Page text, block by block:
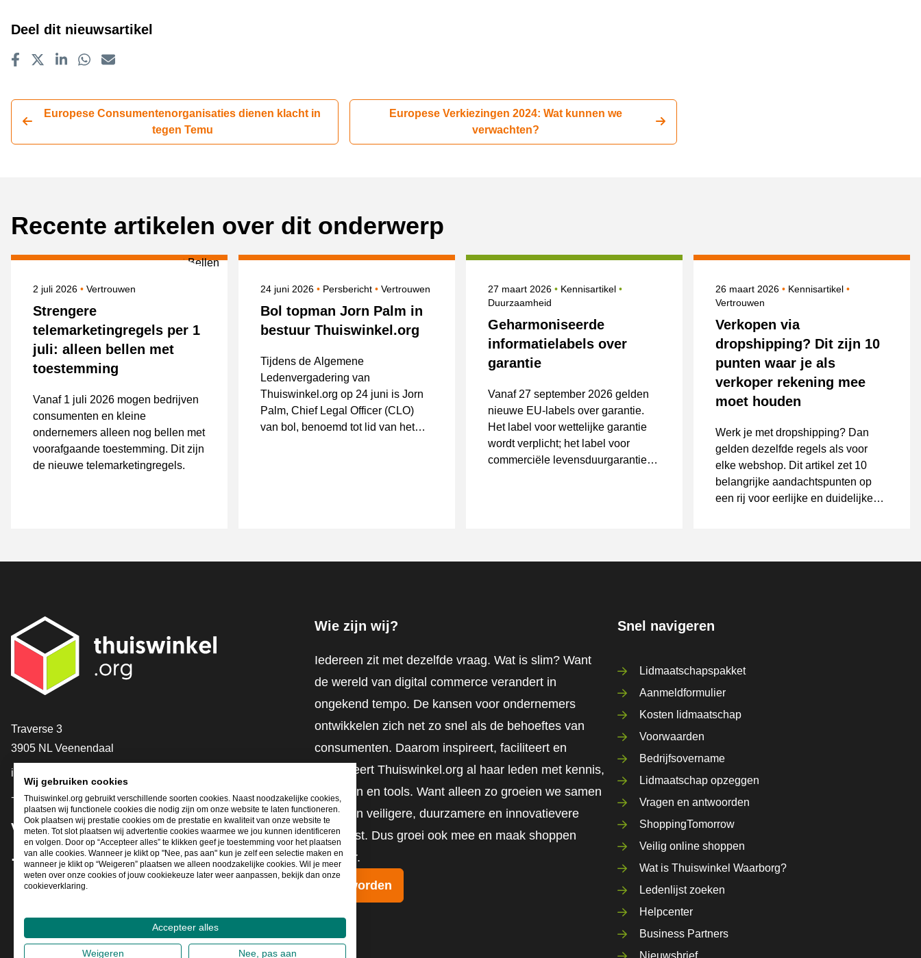
Deel dit nieuwsartikel
Europese Consumentenorganisaties dienen klacht in
tegen Temu
Europese Verkiezingen 2024: Wat kunnen we
verwachten?
Recente artikelen over dit onderwerp
Strengere
telemarketingregels per 1
juli: alleen bellen met
toestemming
Gepubliceerd op
2 juli 2026 Onderwerpen
Vertrouwen
Vanaf 1 juli 2026 mogen bedrijven
consumenten en kleine
ondernemers alleen nog bellen met
voorafgaande toestemming. Dit zijn
de nieuwe telemarketingregels.
Bol topman Jorn Palm in
bestuur Thuiswinkel.org
Gepubliceerd op
24 juni 2026 Categorie
Persbericht Onderwerpen
Vertrouwen
Tijdens de Algemene
Ledenvergadering van
Thuiswinkel.org op 24 juni is Jorn
Palm, Chief Legal Officer (CLO)
van bol, benoemd tot lid van het
Geharmoniseerde
informatielabels over
garantie
Gepubliceerd op
27 maart 2026 Kennisartikel Onderwerpen
Duurzaamheid
Vanaf 27 september 2026 gelden
nieuwe EU-labels over garantie.
Het label voor wettelijke garantie
wordt verplicht; het label voor
commerciële levensduurgarantie
Verkopen via
dropshipping? Dit zijn 10
punten waar je als
verkoper rekening mee
moet houden
Gepubliceerd op
26 maart 2026 Kennisartikel Onderwerpen
Vertrouwen
Werk je met dropshipping? Dan
gelden dezelfde regels als voor
elke webshop. Dit artikel zet 10
belangrijke aandachtspunten op
een rij voor eerlijke en duidelijke
Contact
Traverse 3
3905 NL Veenendaal
info@thuiswinkel.org
+31 (0)318 64 85 75
Volg je ons al?
Facebook
X LinkedIn
Instagram
YouTube
Wie zijn wij?
Iedereen zit met dezelfde vraag. Wat is slim? Want
de wereld van digital commerce verandert in
ongekend tempo. De kansen voor ondernemers
ontwikkelen zich net zo snel als de behoeftes van
consumenten. Daarom inspireert, faciliteert en
mobiliseert Thuiswinkel.org al haar leden met kennis,
inzichten en tools. Want alleen zo groeien we samen
naar een veiligere, duurzamere en innovatievere
toekomst. Dus groei ook mee en maak shoppen
slimmer.
Lid worden
Snel navigeren
Lidmaatschapspakket
Aanmeldformulier
Kosten lidmaatschap
Voorwaarden
Bedrijfsovername
Lidmaatschap opzeggen
Vragen en antwoorden
ShoppingTomorrow
Veilig online shoppen
Wat is Thuiswinkel Waarborg?
Ledenlijst zoeken
Helpcenter
Business Partners
Nieuwsbrief
Wij gebruiken cookies
Thuiswinkel.org gebruikt verschillende soorten cookies. Naast noodzakelijke cookies,
plaatsen wij functionele cookies die nodig zijn om onze website te laten functioneren.
Ook plaatsen wij prestatie cookies om de prestatie en kwaliteit van onze website te
meten. Tot slot plaatsen wij advertentie cookies waarmee we jou kunnen identificeren
en volgen. Door op “Accepteer alles” te klikken geef je toestemming voor het plaatsen
van alle cookies. Wanneer je klikt op "Nee, pas aan" kun je zelf een selectie maken en
wanneer je klikt op “Weigeren” plaatsen we alleen noodzakelijke cookies. Wil je meer
weten over onze cookies of jouw cookiekeuze later weer aanpassen, bekijk dan onze
cookieverklaring.
Accepteer alles
Weigeren Nee, pas aan